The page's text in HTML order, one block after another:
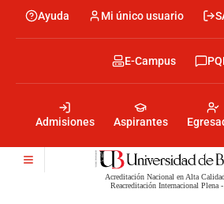
contenido
Menu
encabezado
Ayuda Mi único usuario
encabezado
Admisiones Aspirantes
Menu
encabezado
-
Derecha
E-Campus
Acreditación Nacional en Alta
Reacreditación Internacional Plena